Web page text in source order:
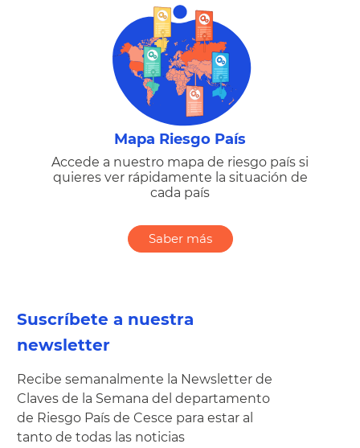
Mapa Riesgo País
Accede a nuestro mapa de riesgo país si
quieres ver rápidamente la situación de
cada país
Saber más
Suscríbete a nuestra
newsletter
Recibe semanalmente la Newsletter de
Claves de la Semana del departamento
de Riesgo País de Cesce para estar al
tanto de todas las noticias